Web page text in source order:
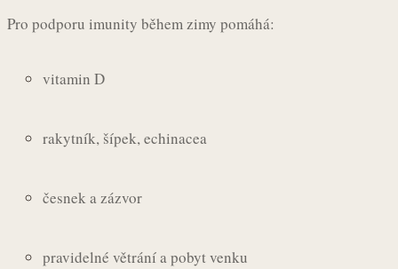
Pro podporu imunity během zimy pomáhá:
vitamin D
rakytník, šípek, echinacea
česnek a zázvor
pravidelné větrání a pobyt venku